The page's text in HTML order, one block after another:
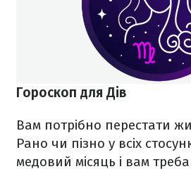
Гороскоп для Дів
Вам потрібно перестати
Рано чи пізно у всіх
медовий місяць і вам